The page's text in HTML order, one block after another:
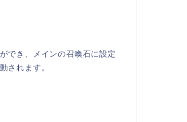
でき、メインの召喚石に設定
されます。